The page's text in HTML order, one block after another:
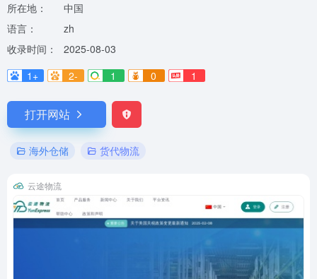
所在地：
中国
语言：
zh
收录时间：
2025-08-03
1+
2- 1 0 1
打开网站
海外仓储 货代物流
云途物流